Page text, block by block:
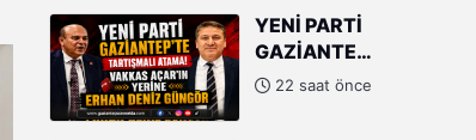
İkincisi
Oldu
YENİ PARTİ
GAZİANTEP'TE
TARTIŞMALI
22 saat önce